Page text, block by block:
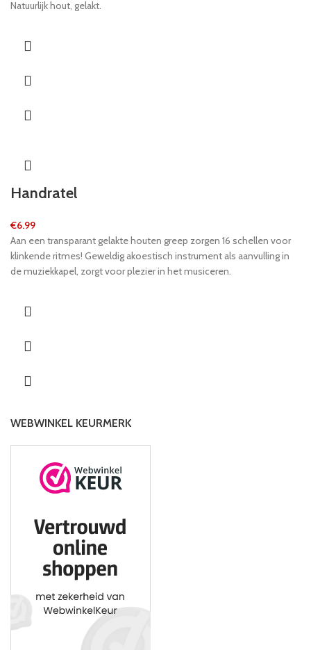
Natuurlijk hout, gelakt.
Handratel
€6.99
Aan een transparant gelakte houten greep zorgen 16 schellen voor
klinkende ritmes! Geweldig akoestisch instrument als aanvulling in
de muziekkapel, zorgt voor plezier in het musiceren.
WEBWINKEL KEURMERK